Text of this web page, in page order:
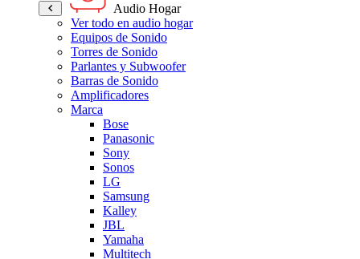
Audio Hogar
Ver todo en audio hogar
Equipos de Sonido
Torres de Sonido
Parlantes y Subwoofer
Barras de Sonido
Amplificadores
Marca
Bose
Panasonic
Sony
Sonos
LG
Samsung
Kalley
JBL
Yamaha
Multitech